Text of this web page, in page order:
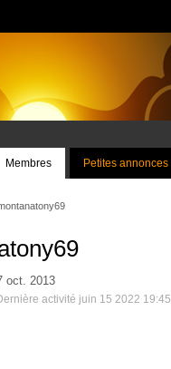
Membres Petites annonces
oct. 2013
activité juin 15 2022 19:45